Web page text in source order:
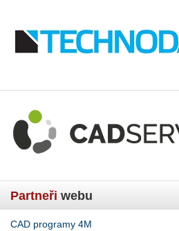
Partneři webu
CAD programy 4M